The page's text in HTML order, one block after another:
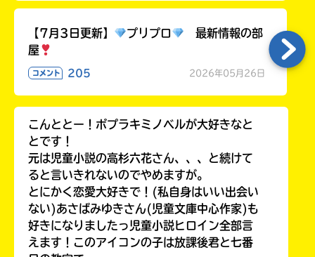
【7月3日更新】 プリプロ
最新情報の部
屋
コメント 205 2026年05月26日
こんととー！ポプラキミノベルが大好きなと
とです！
元は児童小説の高杉六花さん、、、と続けて
ると言いきれないのでやめますが。
とにかく恋愛大好きで！(私自身はいい出会い
ない)あさばみゆきさん(児童文庫中心作家)も
好きになりましたっ児童小説ヒロイン全部言
えます！このアイコンの子は放課後君と七番